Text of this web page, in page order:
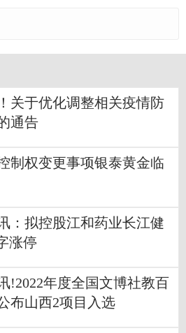
关于优化调整相关疫情防
通告
制权变更事项银泰黄金临
：拟控股江和药业长江健
涨停
!2022年度全国文博社教百
布山西2项目入选